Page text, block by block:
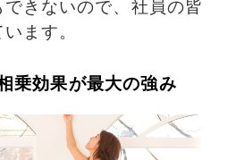
きないので、社員の皆
ます。
乗効果が最大の強み